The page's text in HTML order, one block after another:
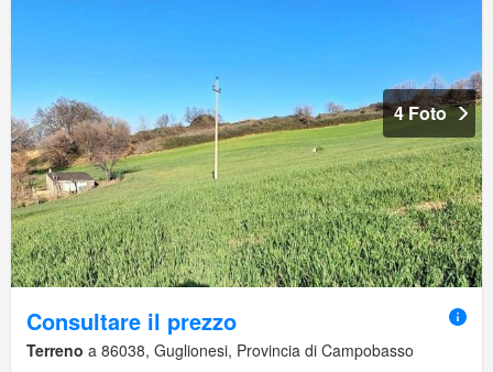
4 Foto
Consultare il prezzo
Terreno a 86038, Guglionesi, Provincia di Campobasso